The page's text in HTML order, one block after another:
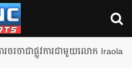
Unai Emery សន្យាថានឹងឈ្នះពាន